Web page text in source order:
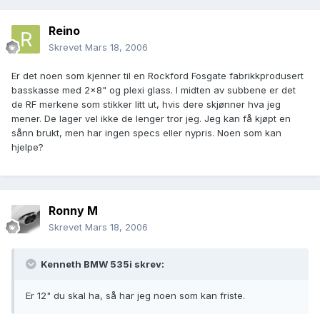
Reino
Skrevet Mars 18, 2006
Er det noen som kjenner til en Rockford Fosgate fabrikkprodusert
basskasse med 2x8" og plexi glass. I midten av subbene er det
de RF merkene som stikker litt ut, hvis dere skjønner hva jeg
mener. De lager vel ikke de lenger tror jeg. Jeg kan få kjøpt en
sånn brukt, men har ingen specs eller nypris. Noen som kan
hjelpe?
Ronny M
Skrevet Mars 18, 2006
Kenneth BMW 535i skrev:
Er 12" du skal ha, så har jeg noen som kan friste.